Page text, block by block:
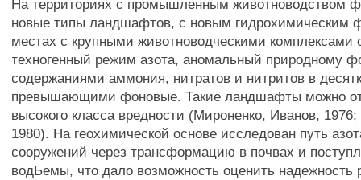
На территориях с промышленным животноводством
новые типы ландшафтов, с новым гидрохимическим
местах с крупными животноводческими комплексами
техногенный режим азота, аномальный природному
содержаниями аммония, нитратов и нитритов в
превышающими фоновые. Такие ландшафты можно
высокого класса вредности (Мироненко, Иванов,
1980). На геохимической основе исследован путь
сооружений через трансформацию в почвах и
водЬемы, что дало возможность оценить надежность